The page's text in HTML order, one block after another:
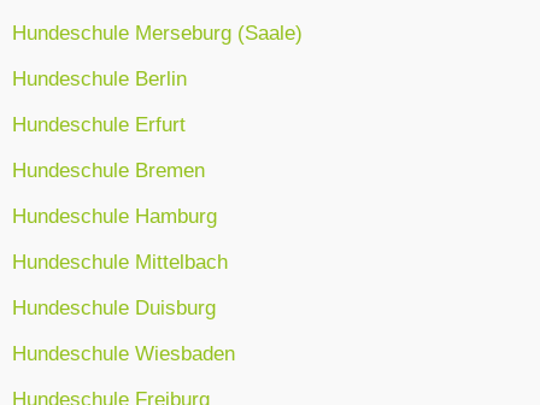
Hundeschule Merseburg (Saale)
Hundeschule Berlin
Hundeschule Erfurt
Hundeschule Bremen
Hundeschule Hamburg
Hundeschule Mittelbach
Hundeschule Duisburg
Hundeschule Wiesbaden
Hundeschule Freiburg